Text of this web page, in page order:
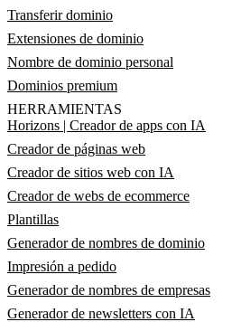
Transferir dominio
Extensiones de dominio
Nombre de dominio personal
Dominios premium
HERRAMIENTAS
Horizons | Creador de apps con IA
Creador de páginas web
Creador de sitios web con IA
Creador de webs de ecommerce
Plantillas
Generador de nombres de dominio
Impresión a pedido
Generador de nombres de empresas
Generador de newsletters con IA